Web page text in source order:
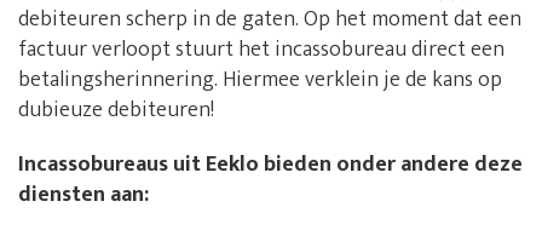
debiteuren scherp in de gaten. Op het moment dat een
factuur verloopt stuurt het incassobureau direct een
betalingsherinnering. Hiermee verklein je de kans op
dubieuze debiteuren!
Incassobureaus uit Eeklo bieden onder andere deze
diensten aan: